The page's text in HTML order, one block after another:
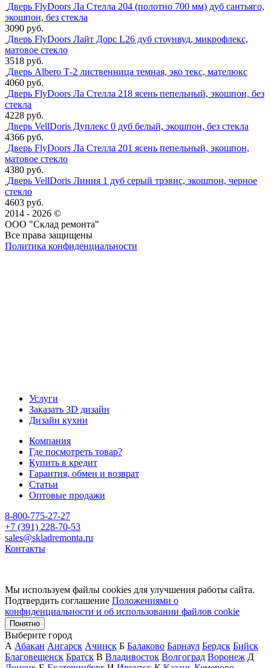
Дверь FlyDoors Ла Стелла 204 (полотно 700 мм) дуб сантьяго,
экошпон, без стекла
3090 руб.
Дверь FlyDoors Лайт Дорс L26 дуб стоунвуд, микрофлекс,
матовое стекло
3518 руб.
Дверь Albero Т-2 лиственница темная, эко текс, мателюкс
4060 руб.
Дверь FlyDoors Ла Стелла 218 ясень пепельный, экошпон, без
стекла
4228 руб.
Дверь VellDoris Дуплекс 0 дуб белый, экошпон, без стекла
4366 руб.
Дверь FlyDoors Ла Стелла 201 ясень пепельный, экошпон,
матовое стекло
4380 руб.
Дверь VellDoris Линия 1 дуб серый трэвис, экошпон, черное
стекло
4603 руб.
2014 - 2026 ©
ООО "Склад ремонта"
Все права защищены
Политика конфиденциальности
Услуги
Заказать 3D дизайн
Дизайн кухни
Компания
Где посмотреть товар?
Купить в кредит
Гарантия, обмен и возврат
Статьи
Оптовые продажи
8-800-775-27-27
+7 (391) 228-70-53
sales@skladremonta.ru
Контакты
Мы используем файлы cookies для улучшения работы сайта.
Подтвердить соглашение Положениями о
конфиденциальности и об использовании файлов cookie
Понятно
Выберите город
А Абакан Ангарск Ачинск Б Балаково Барнаул Бердск Бийск
Благовещенск Братск В Владивосток Волгоград Воронеж Д